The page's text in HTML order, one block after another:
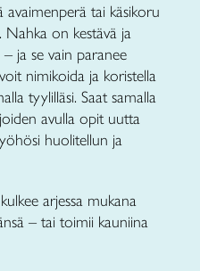
avaimenperä tai käsikoru
Nahka on kestävä ja
ja se vain paranee
nimikoida ja koristella
tyylilläsi. Saat samalla
avulla opit uutta
huolitellun ja
arjessa mukana
– tai toimii kauniina